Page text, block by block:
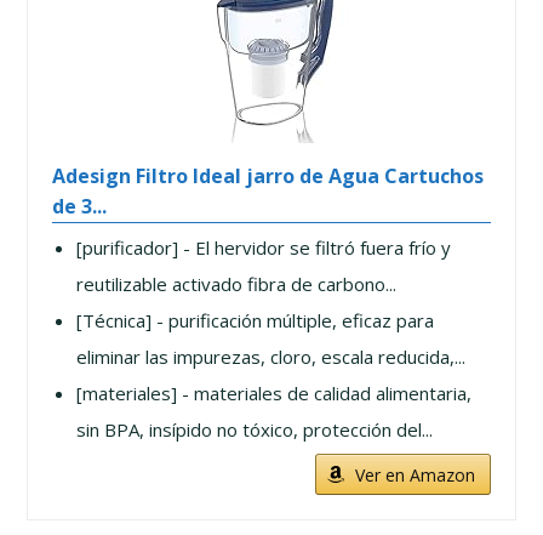
Adesign Filtro Ideal jarro de Agua Cartuchos
de 3...
[purificador] - El hervidor se filtró fuera frío y
reutilizable activado fibra de carbono...
[Técnica] - purificación múltiple, eficaz para
eliminar las impurezas, cloro, escala reducida,...
[materiales] - materiales de calidad alimentaria,
sin BPA, insípido no tóxico, protección del...
Ver en Amazon